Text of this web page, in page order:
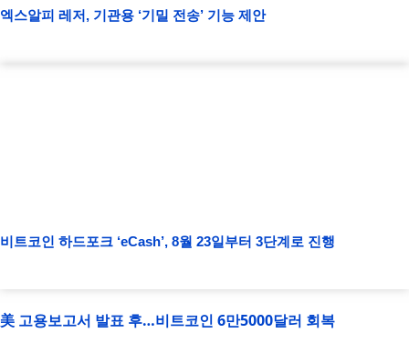
엑스알피 레저, 기관용 ‘기밀 전송’ 기능 제안
비트코인 하드포크 ‘eCash’, 8월 23일부터 3단계로 진행
美 고용보고서 발표 후…비트코인 6만5000달러 회복